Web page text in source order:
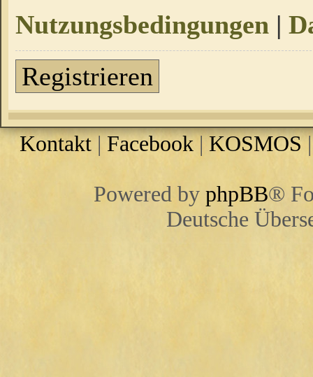
Nutzungsbedingungen |
Registrieren
Kontakt | Facebook |KOSMOS
Powered by phpBB®
Deutsche